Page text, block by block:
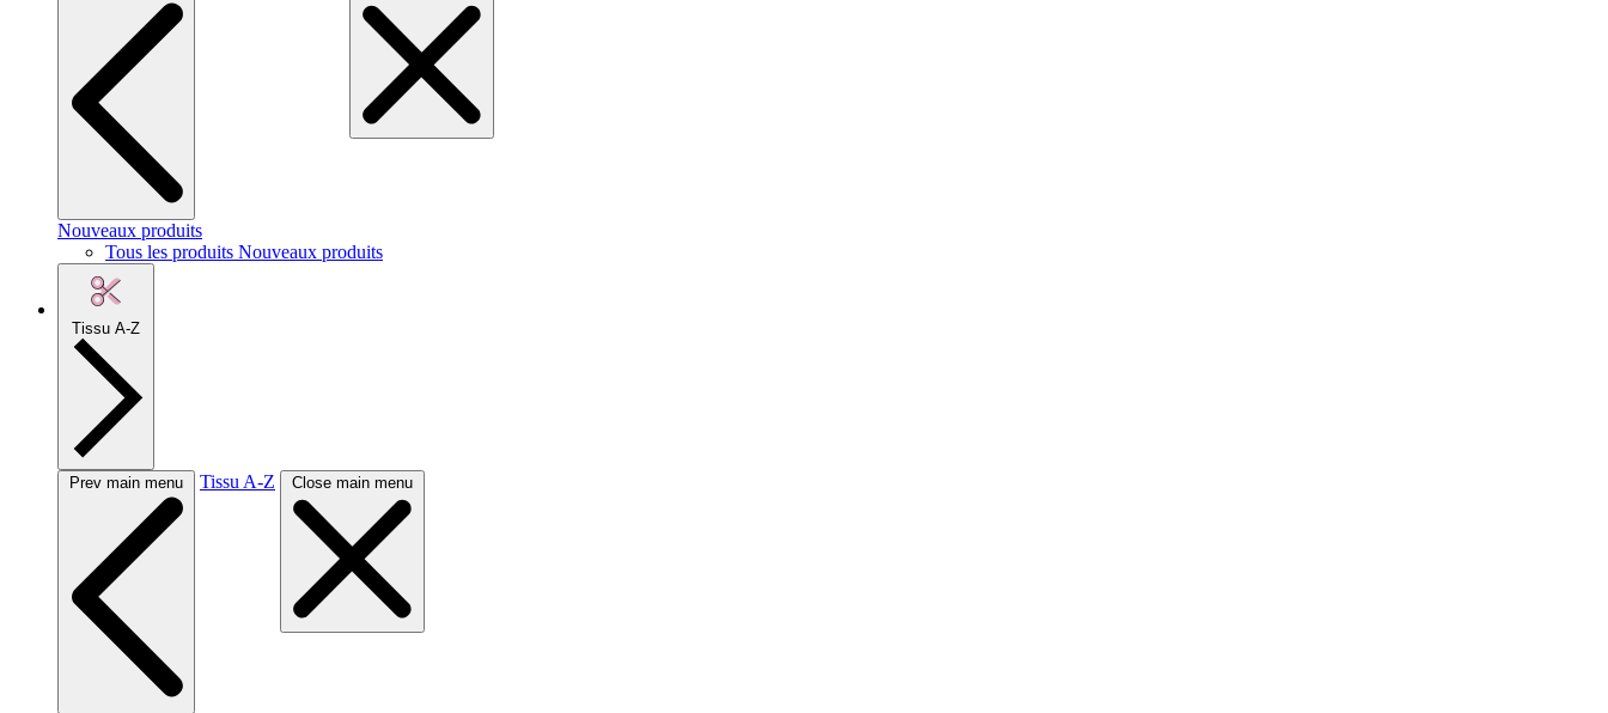
Nouveaux produits
Tous les produits Nouveaux produits
Tissu A-Z
Prev main menu Tissu A-Z Close main menu